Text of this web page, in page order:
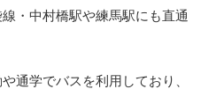
・中村橋駅や練馬駅にも直通
通学でバスを利用しており、